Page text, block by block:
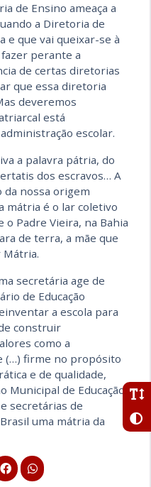
de Ensino ameaça a
a Diretoria de
e que vai queixar-se à
perante a
de certas diretorias
que essa diretoria
deveremos
está
escolar.
a palavra pátria, do
dos escravos… A
nossa origem
mátria é o lar coletivo
o Padre Vieira, na Bahia
de terra, a mãe que
Mátria.
secretária age de
de Educação
a escola para
construir
como a
(…) firme no propósito
e de qualidade,
de Educação.
secretárias de
uma mátria da